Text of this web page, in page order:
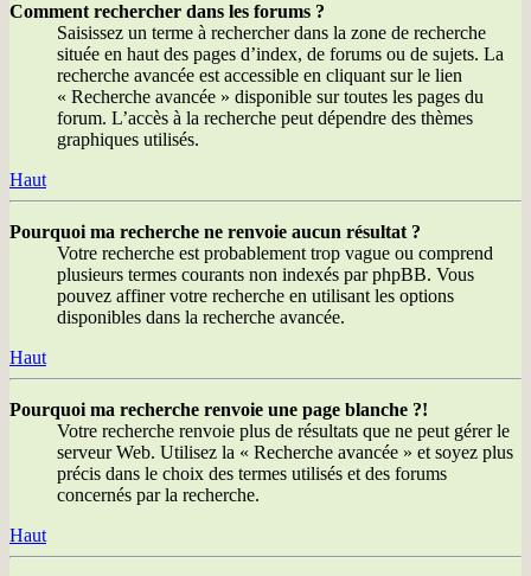
Comment rechercher dans les forums ?
Saisissez un terme à rechercher dans la zone de recherche
située en haut des pages d’index, de forums ou de sujets. La
recherche avancée est accessible en cliquant sur le lien
« Recherche avancée » disponible sur toutes les pages du
forum. L’accès à la recherche peut dépendre des thèmes
graphiques utilisés.
Haut
Pourquoi ma recherche ne renvoie aucun résultat ?
Votre recherche est probablement trop vague ou comprend
plusieurs termes courants non indexés par phpBB. Vous
pouvez affiner votre recherche en utilisant les options
disponibles dans la recherche avancée.
Haut
Pourquoi ma recherche renvoie une page blanche ?!
Votre recherche renvoie plus de résultats que ne peut gérer le
serveur Web. Utilisez la « Recherche avancée » et soyez plus
précis dans le choix des termes utilisés et des forums
concernés par la recherche.
Haut